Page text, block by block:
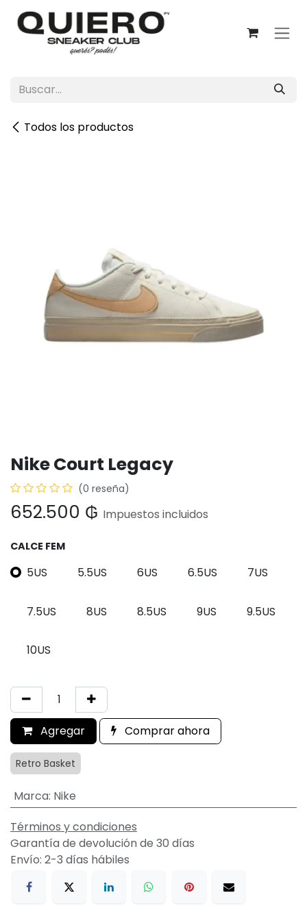
Ir al contenido
Todos los productos
Nike Court Legacy
(0 reseña)
652.500 ₲ Impuestos incluidos
CALCE FEM
5US 5.5US 6US 6.5US 7US
7.5US 8US 8.5US 9US 9.5US
10US
Agregar Comprar ahora
Retro Basket
Marca: Nike
Términos y condiciones
Garantía de devolución de 30 días
Envío: 2-3 días hábiles